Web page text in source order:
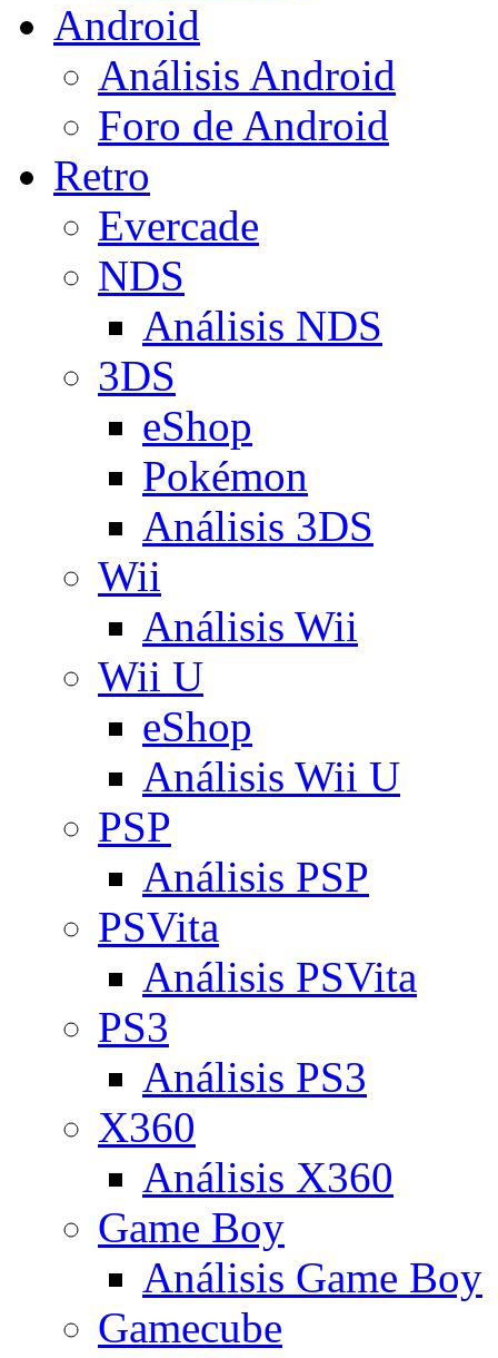
Android
Análisis Android
Foro de Android
Retro
Evercade
NDS
Análisis NDS
3DS
eShop
Pokémon
Análisis 3DS
Wii
Análisis Wii
Wii U
eShop
Análisis Wii U
PSP
Análisis PSP
PSVita
Análisis PSVita
PS3
Análisis PS3
X360
Análisis X360
Game Boy
Análisis Game Boy
Gamecube